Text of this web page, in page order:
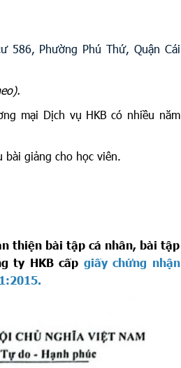
586, Phường Phú Thứ, Quận Cái
mại Dịch vụ HKB có nhiều năm
bài giảng cho học viên.
thiện bài tập cá nhân, bài tập
ty HKB cấp giấy chứng nhận